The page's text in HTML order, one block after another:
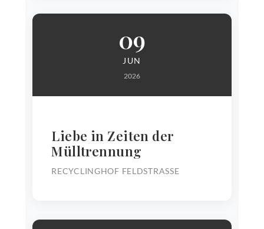
09
JUN
2026
Liebe in Zeiten der
Mülltrennung
RECYCLINGHOF FELDSTRASSE